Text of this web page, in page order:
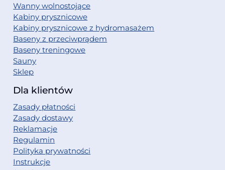
Wanny wolnostojące
Kabiny prysznicowe
Kabiny prysznicowe z hydromasażem
Baseny z przeciwprądem
Baseny treningowe
Sauny
Sklep
Dla klientów
Zasady płatności
Zasady dostawy
Reklamacje
Regulamin
Polityka prywatności
Instrukcje